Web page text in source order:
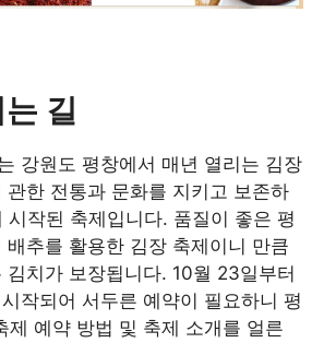
길
강원도 평창에서 매년 열리는 김장
관한 전통과 문화를 지키고 보존하
시작된 축제입니다. 품질이 좋은 평
배추를 활용한 김장 축제이니 만큼
김치가 보장됩니다. 10월 23일부터
작되어 서두른 예약이 필요하니 평
제 예약 방법 및 축제 소개를 얼른